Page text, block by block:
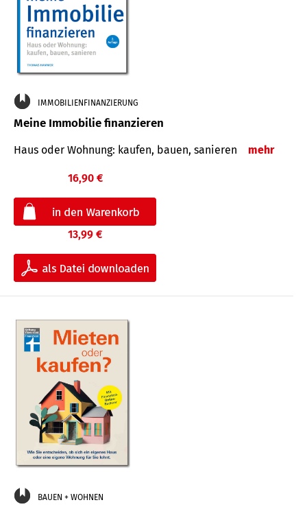
IMMOBILIENFINANZIERUNG
Meine Immobilie finanzieren
Haus oder Wohnung: kaufen, bauen, sanieren mehr
16,90 €
13,99 €
BAUEN + WOHNEN